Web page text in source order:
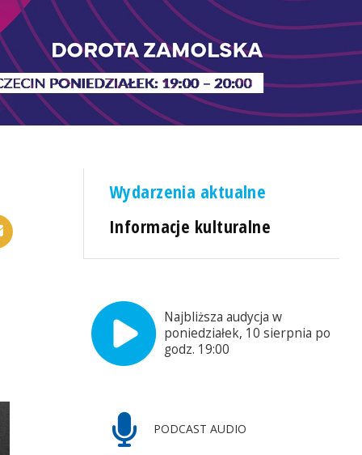
Wydarzenia aktualne
Informacje kulturalne
Najbliższa audycja w
poniedziałek, 10 sierpnia po
godz. 19:00
PODCAST AUDIO